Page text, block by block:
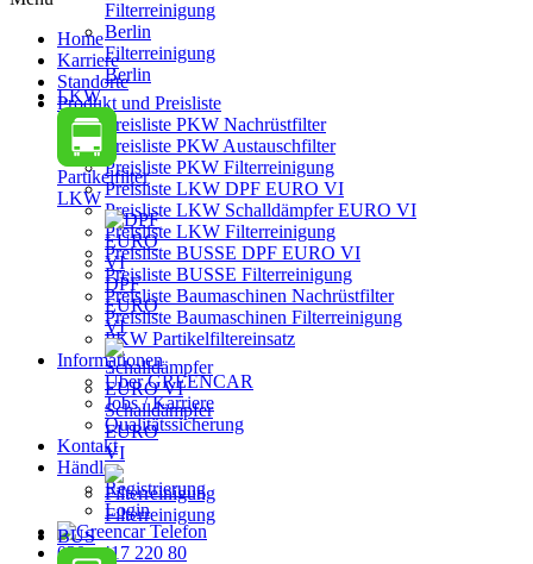
Filterreinigung
Berlin
LKW
Partikelfilter
LKW
DPF
EURO
VI
Schalldämpfer
EURO
VI
Filterreinigung
BUS
Home
Karriere
Standorte
Produkt und Preisliste
Preisliste PKW Nachrüstfilter
Preisliste PKW Austauschfilter
Preisliste PKW Filterreinigung
Preisliste LKW DPF EURO VI
Preisliste LKW Schalldämpfer EURO VI
Preisliste LKW Filterreinigung
Preisliste BUSSE DPF EURO VI
Preisliste BUSSE Filterreinigung
Preisliste Baumaschinen Nachrüstfilter
Preisliste Baumaschinen Filterreinigung
PKW Partikelfiltereinsatz
Informationen
Über GREENCAR
Jobs / Karriere
Qualitätssicherung
Kontakt
Händler
Registrierung
Login
030 - 417 220 80